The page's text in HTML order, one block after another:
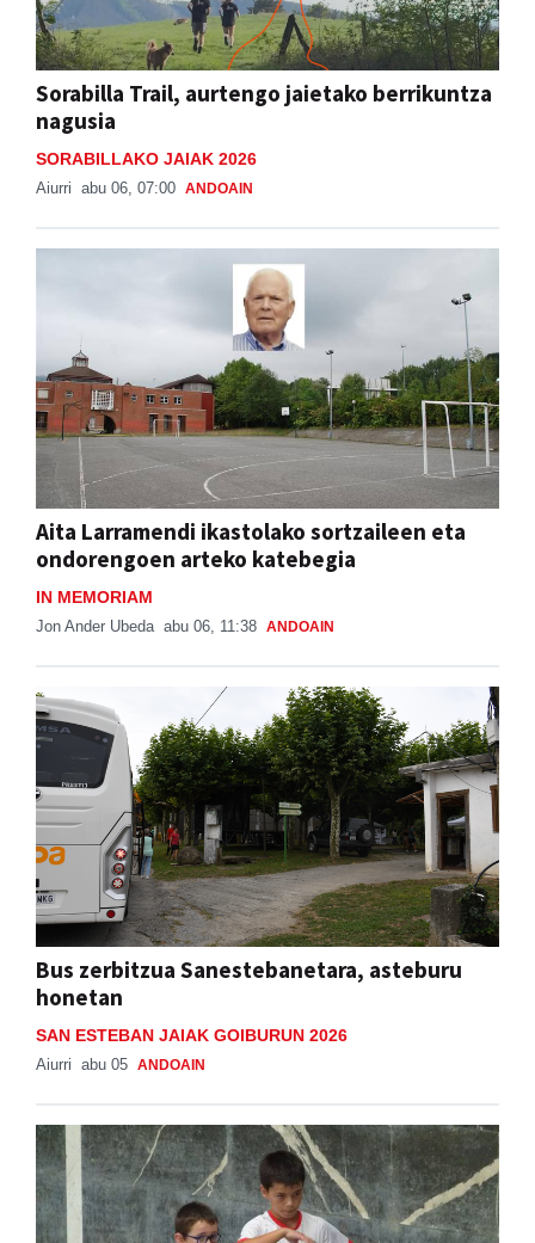
Sorabilla Trail, aurtengo jaietako berrikuntza
nagusia
SORABILLAKO JAIAK 2026
Aiurri abu 06, 07:00 ANDOAIN
Aita Larramendi ikastolako sortzaileen eta
ondorengoen arteko katebegia
IN MEMORIAM
Jon Ander Ubeda abu 06, 11:38 ANDOAIN
Bus zerbitzua Sanestebanetara, asteburu
honetan
SAN ESTEBAN JAIAK GOIBURUN 2026
Aiurri abu 05 ANDOAIN